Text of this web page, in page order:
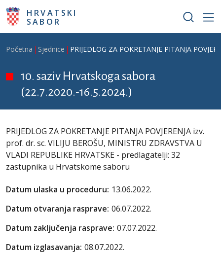
Skoči na glavni sadržaj
HRVATSKI
SABOR
Breadcrumb
Početna Sjednice PRIJEDLOG ZA POKRETANJE PITANJA
10. saziv Hrvatskoga sabora
(22.7.2020.-16.5.2024.)
PRIJEDLOG ZA POKRETANJE PITANJA POVJERENJA izv.
prof. dr. sc. VILIJU BEROŠU, MINISTRU ZDRAVSTVA U
VLADI REPUBLIKE HRVATSKE - predlagatelji: 32
zastupnika u Hrvatskome saboru
Datum ulaska u proceduru: 13.06.2022.
Datum otvaranja rasprave: 06.07.2022.
Datum zaključenja rasprave: 07.07.2022.
Datum izglasavanja: 08.07.2022.